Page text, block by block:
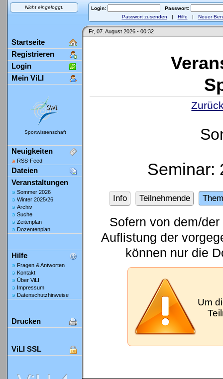
Nicht eingeloggt. Login:
Passwort:
Passwort zusenden | Hilfe | Neuer
Fr, 07. August 2026 - 00:32
Startseite
Registrieren
Login
Mein ViLI
Sportwissenschaft
Neuigkeiten
RSS-Feed
Dateien
Veranstaltungen
Sommer 2026
Winter 2025/26
Archiv
Suche
Zeitenplan
Dozentenplan
Hilfe
Fragen & Antworten
Kontakt
Über ViLI
Impressum
Datenschutzhinweise
Drucken
ViLI SSL
Seminar:
Info Teilnehmende
Sofern von dem/
Auflistung der
können nur die
Um